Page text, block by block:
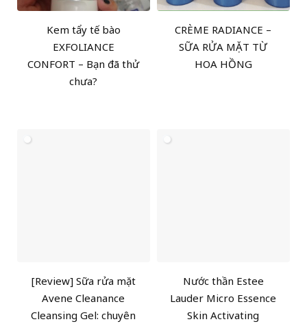
Kem tẩy tế bào
EXFOLIANCE
CONFORT – Bạn đã thử
chưa?
CRÈME RADIANCE –
SỮA RỬA MẶT TỪ
HOA HỒNG
[Review] Sữa rửa mặt
Avene Cleanance
Cleansing Gel: chuyên
Nước thần Estee
Lauder Micro Essence
Skin Activating